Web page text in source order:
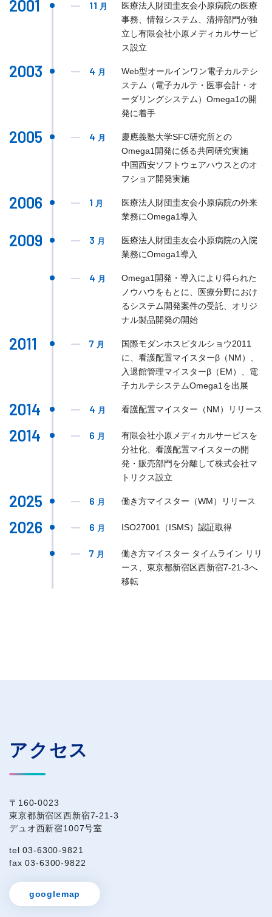
2001 11 月
医療法人財団圭友会小原病院の医療
事務、情報システム、清掃部門が独
立し有限会社小原メディカルサービ
ス設立
2003 4 月
Web型オールインワン電子カルテシ
ステム（電子カルテ・医事会計・オ
ーダリングシステム）Omega1の開
発に着手
2005 4 月
慶應義塾大学SFC研究所との
Omega1開発に係る共同研究実施
中国西安ソフトウェアハウスとのオ
フショア開発実施
2006 1 月
医療法人財団圭友会小原病院の外来
業務にOmega1導入
2009 3 月
医療法人財団圭友会小原病院の入院
業務にOmega1導入
4 月
Omega1開発・導入により得られた
ノウハウをもとに、医療分野におけ
るシステム開発案件の受託、オリジ
ナル製品開発の開始
2011 7 月
国際モダンホスピタルショウ2011
に、看護配置マイスターβ（NM）、
入退館管理マイスターβ（EM）、電
子カルテシステムOmega1を出展
2014 4 月 看護配置マイスター（NM）リリース
2014 6 月
有限会社小原メディカルサービスを
分社化、看護配置マイスターの開
発・販売部門を分離して株式会社マ
トリクス設立
2025 6 月 働き方マイスター（WM）リリース
2026 6 月 ISO27001（ISMS）認証取得
7 月
働き方マイスター タイムライン リリ
ース、東京都新宿区西新宿7-21-3へ
移転
アクセス
〒160-0023
東京都新宿区西新宿7-21-3
デュオ西新宿1007号室
tel 03-6300-9821
fax 03-6300-9822
googlemap